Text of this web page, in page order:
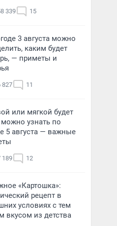
339 15
3 августа можно
каким будет
— приметы и
827 11
или мягкой будет
узнать по
5 августа — важные
189 12
«Картошка»:
рецепт в
условиях с тем
вкусом из детства